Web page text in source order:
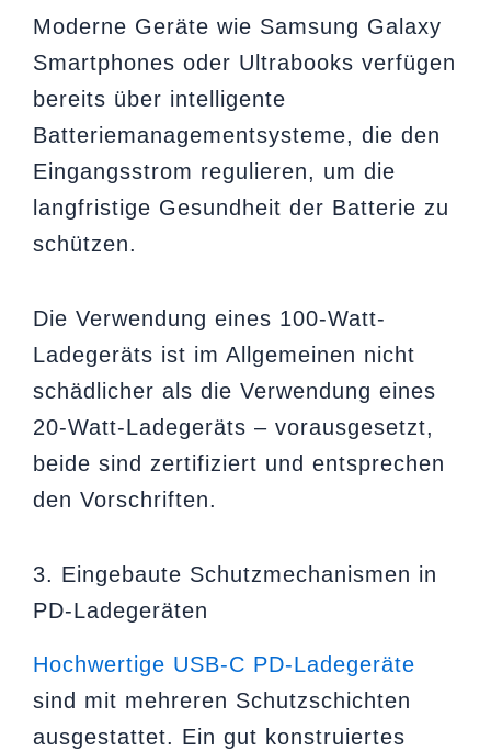
Moderne Geräte wie Samsung Galaxy
Smartphones oder Ultrabooks verfügen
bereits über intelligente
Batteriemanagementsysteme, die den
Eingangsstrom regulieren, um die
langfristige Gesundheit der Batterie zu
schützen.
Die Verwendung eines 100-Watt-
Ladegeräts ist im Allgemeinen nicht
schädlicher als die Verwendung eines
20-Watt-Ladegeräts – vorausgesetzt,
beide sind zertifiziert und entsprechen
den Vorschriften.
3. Eingebaute Schutzmechanismen in
PD-Ladegeräten
Hochwertige USB-C PD-Ladegeräte
sind mit mehreren Schutzschichten
ausgestattet. Ein gut konstruiertes